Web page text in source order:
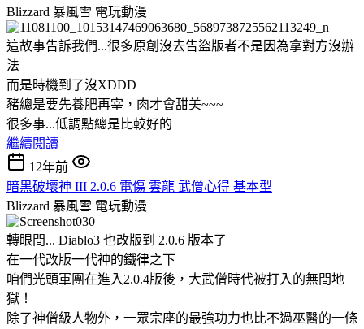
Blizzard 暴風雪 電玩動漫
這故事告訴我們...很多原創沒去告盜版者不是因為拿對方沒辦
法
而是時機到了沒XDDD
豬總是要先養肥再宰，肉才會甜美~~~
很多事...低調點總是比較好的
繼續閱讀
12年前
暗黑破壞神 III 2.0.6 電傷 雲龍 武僧心得 基本型
Blizzard 暴風雪 電玩動漫
轉眼間... Diablo3 也改版到 2.0.6 版本了
在一代改版一代神的鐵律之下
咱們光頭軍團在進入2.0.4版後，大武僧時代被打入的無間地
獄！
除了神僧級人物外，一眾宗座的最強功力也比不過巫醫的一條